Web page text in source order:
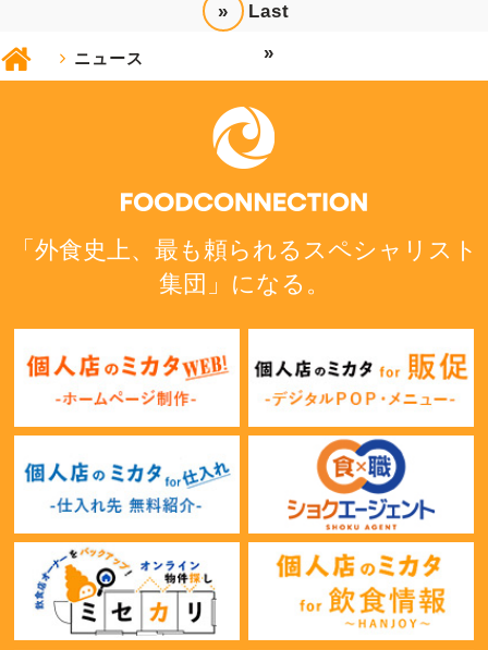
» Last
»
ニュース
「外食史上、最も頼られるスペシャリスト
集団」になる。